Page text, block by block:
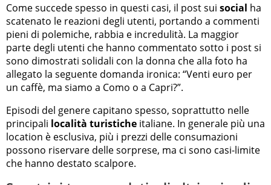
Come succede spesso in questi casi, il post sui social ha
scatenato le reazioni degli utenti, portando a commenti
pieni di polemiche, rabbia e incredulità. La maggior
parte degli utenti che hanno commentato sotto i post si
sono dimostrati solidali con la donna che alla foto ha
allegato la seguente domanda ironica: “Venti euro per
un caffè, ma siamo a Como o a Capri?”.
Episodi del genere capitano spesso, soprattutto nelle
principali località turistiche italiane. In generale più una
location è esclusiva, più i prezzi delle consumazioni
possono riservare delle sorprese, ma ci sono casi-limite
che hanno destato scalpore.